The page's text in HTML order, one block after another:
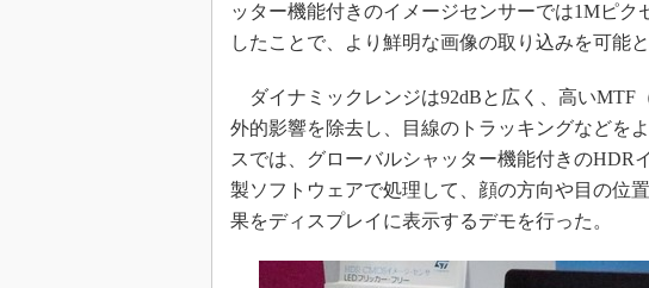
ッター機能付きのイメージセンサーでは1Mピ
したことで、より鮮明な画像の取り込みを可能と
ダイナミックレンジは92dBと広く、高いMTF
外的影響を除去し、目線のトラッキングなどを
スでは、グローバルシャッター機能付きのHDR
製ソフトウェアで処理して、顔の方向や目の位
果をディスプレイに表示するデモを行った。